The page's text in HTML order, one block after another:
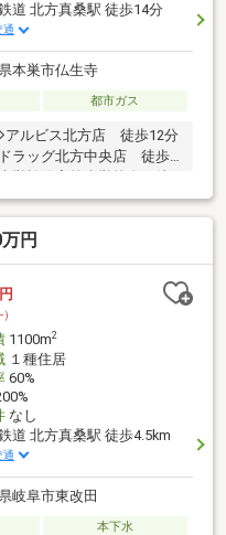
道 北方真桑駅 徒歩14分
通
本巣市仏生寺
都市ガス
ルビス北方店 徒歩12分
ラッグ北方中央店 徒歩7
円
1100m2
１種住居
60%
なし
道 北方真桑駅 徒歩4.5km
通
岐阜市東改田
本下水